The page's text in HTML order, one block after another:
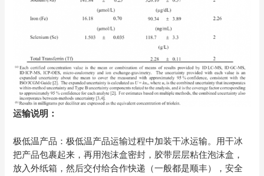
运输说明：
极低温产品：极低温产品运输过程中加装干冰运输。用干冰
把产品包裹起来，再用泡沫盒密封，胶带层层粘住泡沫盒，
放入外纸箱，然后交付给合作快递（一般都是顺丰），安全